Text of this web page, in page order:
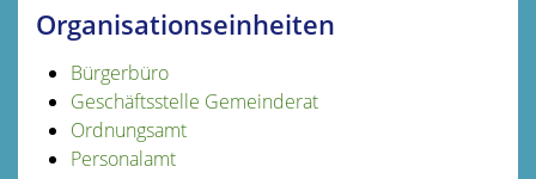
Organisationseinheiten
Bürgerbüro
Geschäftsstelle Gemeinderat
Ordnungsamt
Personalamt